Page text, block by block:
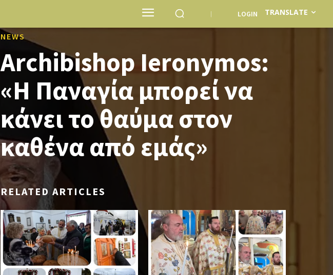
TRANSLATE
LOGIN
NEWS
Archibishop Ieronymos:
«Η Παναγία μπορεί να
κάνει το θαύμα στον
καθένα από εμάς»
RELATED ARTICLES